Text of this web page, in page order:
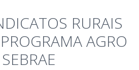
RURAIS
AGRO